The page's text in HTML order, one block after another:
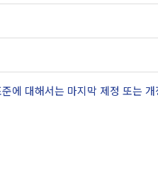
에 대해서는 마지막 제정 또는